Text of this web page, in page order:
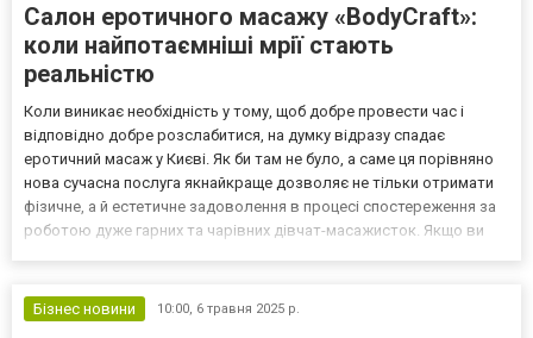
Салон еротичного масажу «BodyCraft»:
коли найпотаємніші мрії стають
реальністю
Коли виникає необхідність у тому, щоб добре провести час і
відповідно добре розслабитися, на думку відразу спадає
еротичний масаж у Києві. Як би там не було, а саме ця порівняно
нова сучасна послуга якнайкраще дозволяє не тільки отримати
фізичне, а й естетичне задоволення в процесі спостереження за
роботою дуже гарних та чарівних дівчат-масажисток. Якщо ви
Бізнес новини
10:00, 6 травня 2025 р.